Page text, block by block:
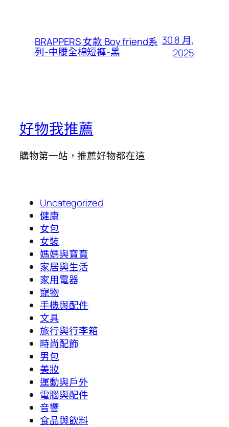
BRAPPERS 女款 Boy friend系
列-中腰全棉短褲-黑
30 8 月,
2025
好物我推薦
購物第一站，推薦好物都在這
Uncategorized
健康
女包
女裝
媽媽與寶寶
家居與生活
家用電器
寵物
手機與配件
文具
旅行與行李箱
時尚配飾
男包
美妝
運動與戶外
電腦與配件
音響
食品與飲料